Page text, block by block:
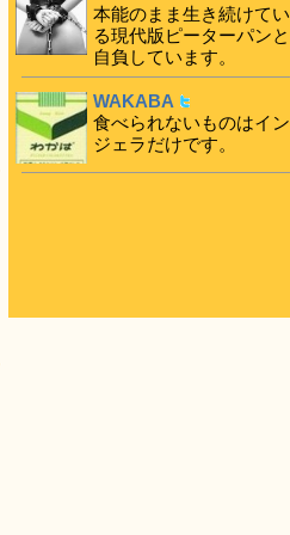
本能のまま生き続けてい
る現代版ピーターパンと
自負しています。
WAKABA
食べられないものはイン
ジェラだけです。